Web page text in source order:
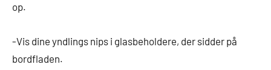
op.
-Vis dine yndlings nips i glasbeholdere, der sidder på
bordfladen.